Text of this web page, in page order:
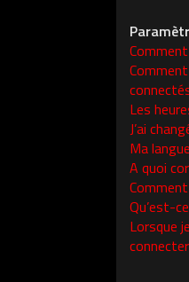
Les
J’ai
Ma
A quoi
Qu’est-
Lorsque